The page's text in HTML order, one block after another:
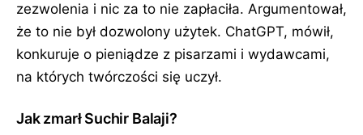
zezwolenia i nic za to nie zapłaciła. Argumentował,
że to nie był dozwolony użytek. ChatGPT, mówił,
konkuruje o pieniądze z pisarzami i wydawcami,
na których twórczości się uczył.
Jak zmarł Suchir Balaji?